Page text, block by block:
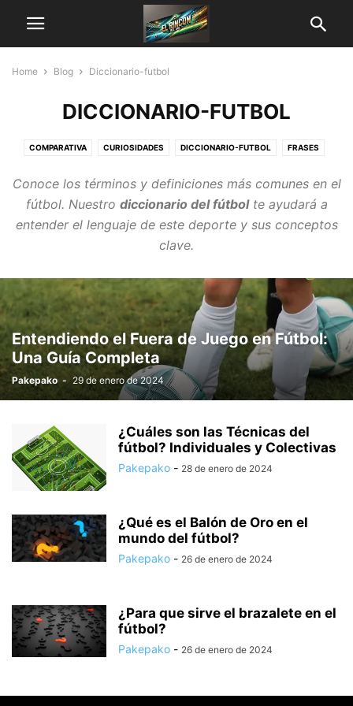
Home Blog Diccionario-futbol
DICCIONARIO-FUTBOL
COMPARATIVA CURIOSIDADES DICCIONARIO-FUTBOL FRASES
Conoce los términos y definiciones más comunes en el
fútbol. Nuestro diccionario del fútbolte ayudará a
entender el lenguaje de este deporte y sus conceptos
clave.
Entendiendo el Fuera de Juego en Fútbol:
Una Guía Completa
Pakepako - 29 de enero de 2024
¿Cuáles son las Técnicas del
fútbol? Individuales y Colectivas
Pakepako - 28 de enero de 2024
¿Qué es el Balón de Oro en el
mundo del fútbol?
Pakepako - 26 de enero de 2024
¿Para que sirve el brazalete en el
fútbol?
Pakepako - 26 de enero de 2024